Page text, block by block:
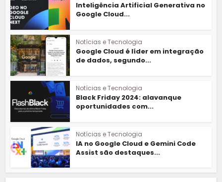
Inteligência Artificial Generativa no
Google Cloud...
Notícias e Tecnologia
Google Cloud é líder em integração
de dados, segundo...
Notícias e Tecnologia
Black Friday 2024: alavanque
oportunidades com...
Notícias e Tecnologia
IA no Google Cloud e Gemini Code
Assist são destaques...